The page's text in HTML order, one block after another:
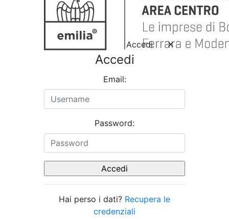
Accedi
Accedi
Email:
Password:
Hai perso i dati? Recupera le
credenziali